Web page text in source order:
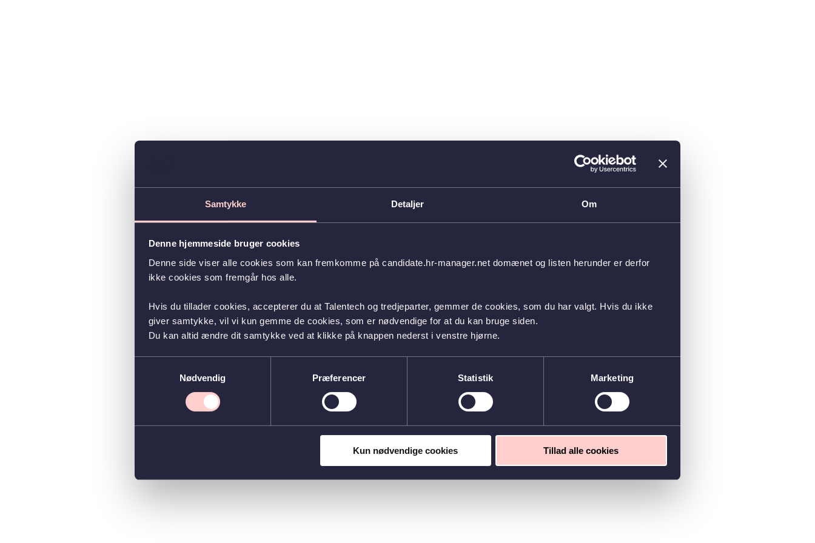
Samtykke Detaljer Om
Denne hjemmeside bruger cookies
Denne side viser alle cookies som kan fremkomme på candidate.hr-manager.net domænet og listen herunder er derfor
ikke cookies som fremgår hos alle.
Hvis du tillader cookies, accepterer du at Talentech og tredjeparter, gemmer de cookies, som du har valgt. Hvis du ikke
giver samtykke, vil vi kun gemme de cookies, som er nødvendige for at du kan bruge siden.
Du kan altid ændre dit samtykke ved at klikke på knappen nederst i venstre hjørne.
Nødvendig
Præferencer Statistik Marketing
Kun nødvendige cookies Tillad alle cookies